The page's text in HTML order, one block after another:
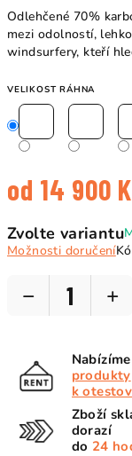
Odlehčené 70%
mezi odolností,
windsurfery, kteří
VELIKOST RÁHNA
od 14 900
cena:
Zvolte variantu
Možnosti doručení
+
−
produkty
k
Zboží
dorazí
do 24